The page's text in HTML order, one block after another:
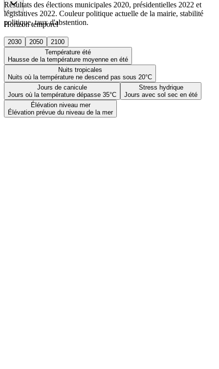
Horizon temporel
2030 2050
2100
Température été
Hausse de la température moyenne en été
Nuits tropicales
Nuits où la température ne descend pas sous 20°C
Jours de canicule
Jours où la température dépasse 35°C
Stress hydrique
Jours avec sol sec en été
Élévation niveau mer
Élévation prévue du niveau de la mer
Résultats des élections municipales 2020, présidentielles 2022 et
législatives 2022. Couleur politique actuelle de la mairie, stabilité
politique, taux d'abstention.